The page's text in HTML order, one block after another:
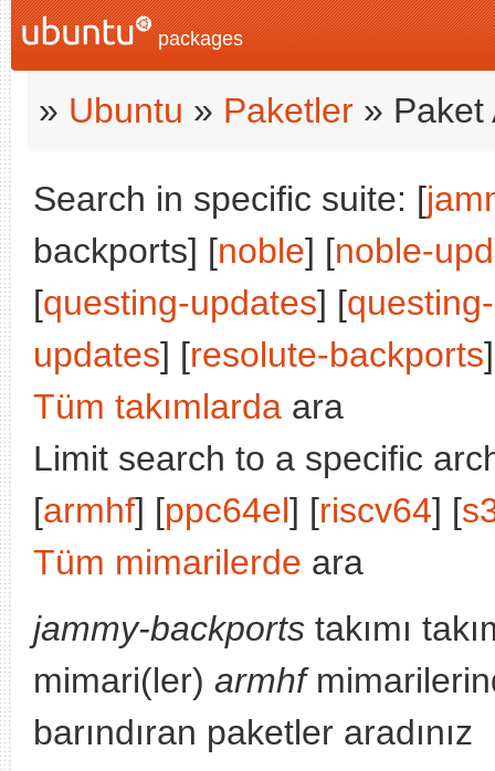
packages
» Ubuntu » Paketler » Paket
Search in specific suite: [
backports] [noble] [noble-
[questing-updates] [
updates] [resolute-backports
Tüm takımlarda ara
Limit search to a specific
[armhf] [ppc64el] [riscv64] [
Tüm mimarilerde ara
jammy-backports takımı
mimari(ler) armhf
barındıran paketler aradınız